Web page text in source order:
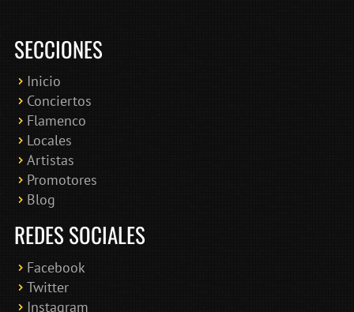
SECCIONES
Inicio
Conciertos
Flamenco
Locales
Artistas
Promotores
Blog
REDES SOCIALES
Facebook
Twitter
Instagram